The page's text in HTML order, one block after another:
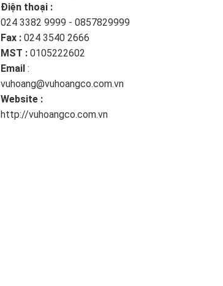
Điện thoại :
024 3382 9999 - 0857829999
Fax : 024 3540 2666
MST : 0105222602
Email :
vuhoang@vuhoangco.com.vn
Website :
http://vuhoangco.com.vn